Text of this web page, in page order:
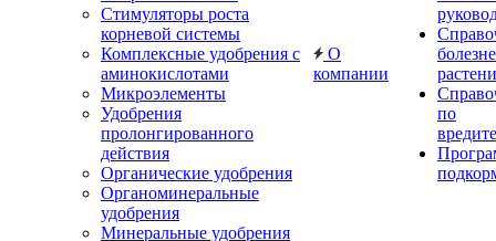
Стимуляторы роста
корневой системы
Комплексные удобрения с
аминокислотами
Микроэлементы
Удобрения
пролонгированного
действия
Органические удобрения
Органоминеральные
удобрения
Минеральные удобрения
О
компании
по